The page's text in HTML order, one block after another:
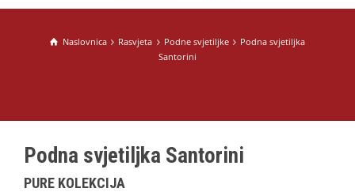
Naslovnica Rasvjeta Podne svjetiljke
Podna svjetiljka
Santorini
Podna svjetiljka Santorini
PURE KOLEKCIJA